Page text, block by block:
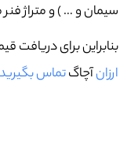
سیمان و … ) و متراژ
بنابراین برای دریافت
ارزانآچاگتماس